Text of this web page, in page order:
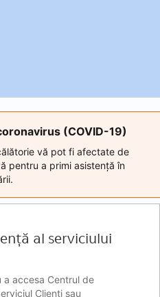
(COVID-19)
vă pot fi afectate de
pentru a primi asistență în
al serviciului
accesa Centrul de
Clienți sau